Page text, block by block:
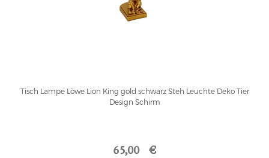
Tisch Lampe Löwe Lion King gold schwarz Steh Leuchte Deko Tier
Design Schirm
65,00 €